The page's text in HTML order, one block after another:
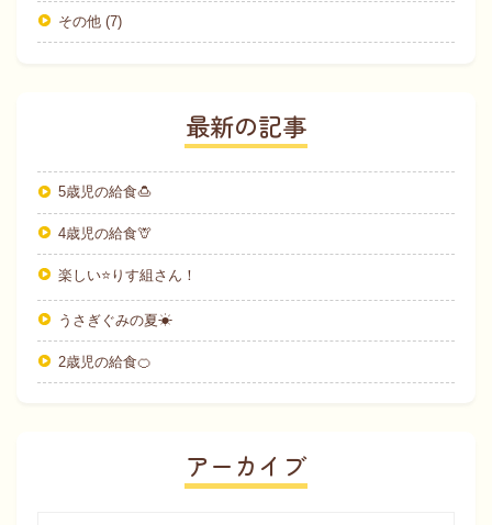
その他 (7)
最新の記事
5歳児の給食🍮
4歳児の給食🦒
楽しい⭐りす組さん！
うさぎぐみの夏☀
2歳児の給食🍊
アーカイブ